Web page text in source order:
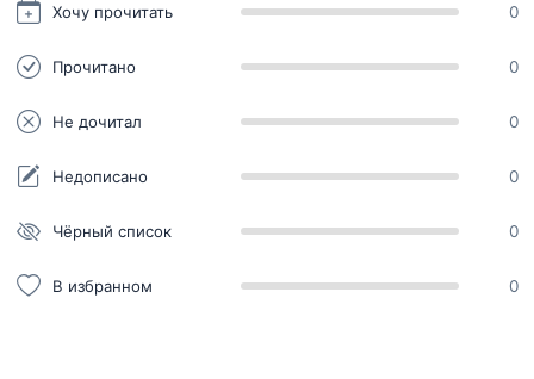
Хочу прочитать 0
Прочитано 0
Не дочитал 0
Недописано 0
Чёрный список 0
В избранном 0